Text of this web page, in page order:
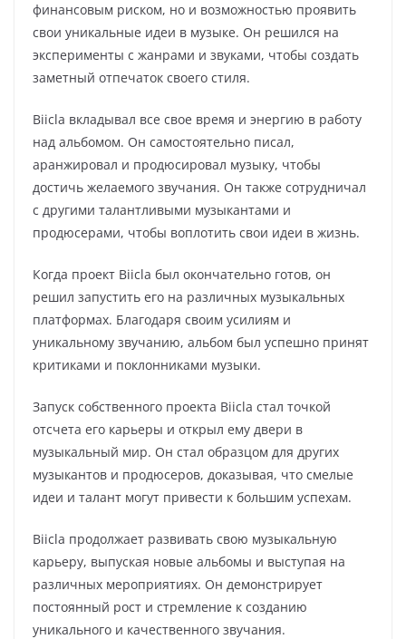
финансовым риском, но и возможностью проявить
свои уникальные идеи в музыке. Он решился на
эксперименты с жанрами и звуками, чтобы создать
заметный отпечаток своего стиля.
Biicla вкладывал все свое время и энергию в работу
над альбомом. Он самостоятельно писал,
аранжировал и продюсировал музыку, чтобы
достичь желаемого звучания. Он также сотрудничал
с другими талантливыми музыкантами и
продюсерами, чтобы воплотить свои идеи в жизнь.
Когда проект Biicla был окончательно готов, он
решил запустить его на различных музыкальных
платформах. Благодаря своим усилиям и
уникальному звучанию, альбом был успешно принят
критиками и поклонниками музыки.
Запуск собственного проекта Biicla стал точкой
отсчета его карьеры и открыл ему двери в
музыкальный мир. Он стал образцом для других
музыкантов и продюсеров, доказывая, что смелые
идеи и талант могут привести к большим успехам.
Biicla продолжает развивать свою музыкальную
карьеру, выпуская новые альбомы и выступая на
различных мероприятиях. Он демонстрирует
постоянный рост и стремление к созданию
уникального и качественного звучания.